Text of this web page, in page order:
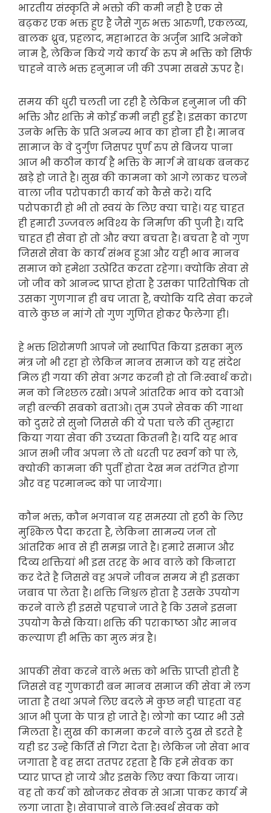
भारतीय संस्कृति मे भक्तो की कमी नही है एक से
बढ़कर एक भक्त हुए है जैसे गुरु भक्त आरुणी, एकलव्य,
बालक ध्रुव, प्रहलाद, महाभारत के अर्जुन आदि अनेको
नाम है, लेकिन किये गये कार्य के रुप मे भक्ति को सिर्फ
चाहने वाले भक्त हनुमान जी की उपमा सबसे ऊपर है।
समय की धुरी चलती जा रही है लेकिन हनुमान जी की
भक्ति और शक्ति मे कोई कमी नही हुई है। इसका कारण
उनके भक्ति के प्रति अनन्य भाव का होना ही है। मानव
सामाज के वे दुर्गुण जिसपर पुर्ण रुप से बिजय पाना
आज भी कठीन कार्य है भक्ति के मार्ग मे बाधक बनकर
खड़े हो जाते है। सुख की कामना को आगे लाकर चलने
वाला जीव परोपकारी कार्य को कैसे करे। यदि
परोपकारी हो भी तो स्वयं के लिए क्या चाहे। यह चाहत
ही हमारी उज्जवल भविश्य के निर्माण की पुजी है। यदि
चाहत ही सेवा हो तो और क्या बचता है। बचता है वो गुण
जिससे सेवा के कार्य संभव हुआ और यही भाव मानव
समाज को हमेशा उत्प्रेरित करता रहेगा। क्योकि सेवा से
जो जीव को आनन्द प्राप्त होता है उसका पारितोषिक तो
उसका गुणगान ही बच जाता है, क्योकि यदि सेवा करने
वाले कुछ न मांगे तो गुण गुणित होकर फैलेगा ही।
हे भक्त शिरोमणी आपने जो स्थापित किया इसका मुल
मंत्र जो भी रहा हो लेकिन मानव समाज को यह संदेश
मिल ही गया की सेवा अगर करनी हो तो निःस्वार्थ करो।
मन को निश्छल रखो। अपने आंतरिक भाव को दवाओ
नही बल्की सबको बताओ। तुम उपने सेवक की गाथा
को दुसरे से सुनो जिससे की ये पता चले की तुम्हारा
किया गया सेवा की उच्यता कितनी है। यदि यह भाव
आज सभी जीव अपना ले तो धरती पर स्वर्ग को पा ले,
क्योकी कामना की पुर्ती होता देख मन तरंगित होगा
और वह परमानन्द को पा जायेगा।
कौन भक्त, कौन भगवान यह समस्या तो हठी के लिए
मुश्किल पैदा करता है, लेकिना सामन्य जन तो
आंतरिक भाव से ही समझ जाते है। हमारे समाज और
दिव्य शक्तियां भी इस तरह के भाव वाले को किनारा
कर देते है जिससे वह अपने जीवन समय मे ही इसका
जबाव पा लेता है। शक्ति निश्चल होता है उसके उपयोग
करने वाले ही इससे पहचाने जाते है कि उसने इसना
उपयोग कैसे किया। शक्ति की पराकाष्ठा और मानव
कल्याण ही भक्ति का मुल मंत्र है।
आपकी सेवा करने वाले भक्त को भक्ति प्राप्ती होती है
जिससे वह गुणकारी बन मानव समाज की सेवा मे लग
जाता है तथा अपने लिए बदले मे कुछ नही चाहता वह
आज भी पुजा के पात्र हो जाते है। लोगो का प्यार भी उसे
मिलता है। सुख की कामना करने वाले दुख से डरते है
यही डर उन्हे किर्ति से गिरा देता है। लेकिन जो सेवा भाव
जगाता है वह सदा ततपर रहता है कि हमे सेवक का
प्यार प्राप्त हो जाये और इसके लिए क्या किया जाय।
वह तो कर्य को खोजकर सेवक से आज्ञा पाकर कार्य मे
लगा जाता है। सेवापाने वाले निःस्वर्थ सेवक को